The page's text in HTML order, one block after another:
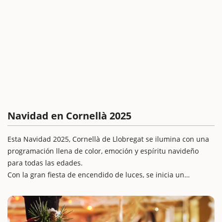
Navidad en Cornellà 2025
Esta Navidad 2025, Cornellà de Llobregat se ilumina con una
programación llena de color, emoción y espíritu navideño
para todas las edades.
Con la gran fiesta de encendido de luces, se inicia un
con instalaciones lúdicas, ferias, buzones reales, árboles de
los deseos y la presencia de personajes mágicos como el Mag